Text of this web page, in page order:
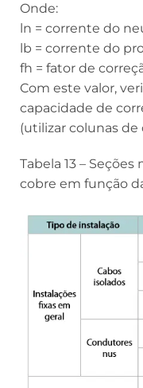
Onde:
ln = corrente do
lb = corrente do
fh = fator de
Com este valor,
capacidade de
(utilizar colunas
Tabela 13 –
cobre em função